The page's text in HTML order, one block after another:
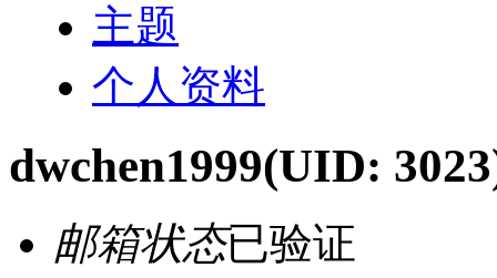
主题
个人资料
dwchen1999(UID:
邮箱状态已验证